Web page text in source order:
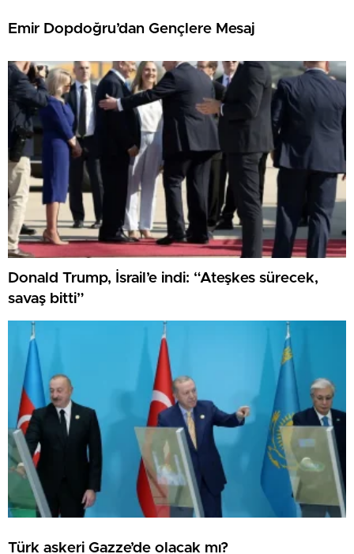
Emir Dopdoğru’dan Gençlere Mesaj
Donald Trump, İsrail’e indi: “Ateşkes sürecek,
savaş bitti”
Türk askeri Gazze’de olacak mı?